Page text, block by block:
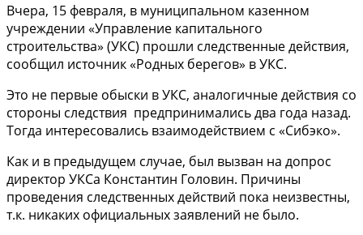
Вчера, 15 февраля, в муниципальном казенном
учреждении «Управление капитального
строительства» (УКС) прошли следственные действия,
сообщил источник «Родных берегов» в УКС.
Это не первые обыски в УКС, аналогичные действия со
стороны следствия предпринимались два года назад.
Тогда интересовались взаимодействием с «Сибэко».
Как и в предыдущем случае, был вызван на допрос
директор УКСа Константин Головин. Причины
проведения следственных действий пока неизвестны,
т.к. никаких официальных заявлений не было.